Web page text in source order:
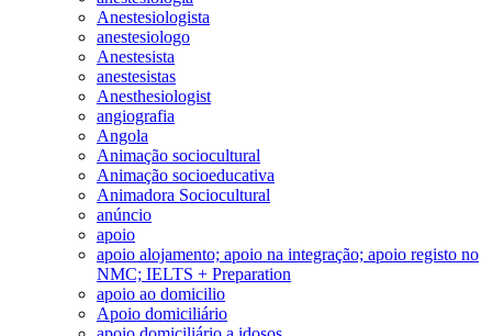
Anestesiologista
anestesiologo
Anestesista
anestesistas
Anesthesiologist
angiografia
Angola
Animação sociocultural
Animação socioeducativa
Animadora Sociocultural
anúncio
apoio
apoio alojamento; apoio na integração; apoio registo no
NMC; IELTS + Preparation
apoio ao domicilio
Apoio domiciliário